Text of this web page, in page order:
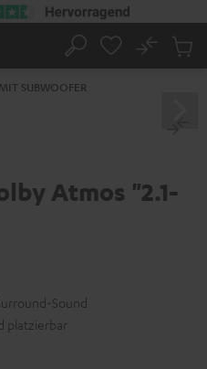
Suche
No
SUBWOOFER
Atmos "2.1-
Sound
platzierbar